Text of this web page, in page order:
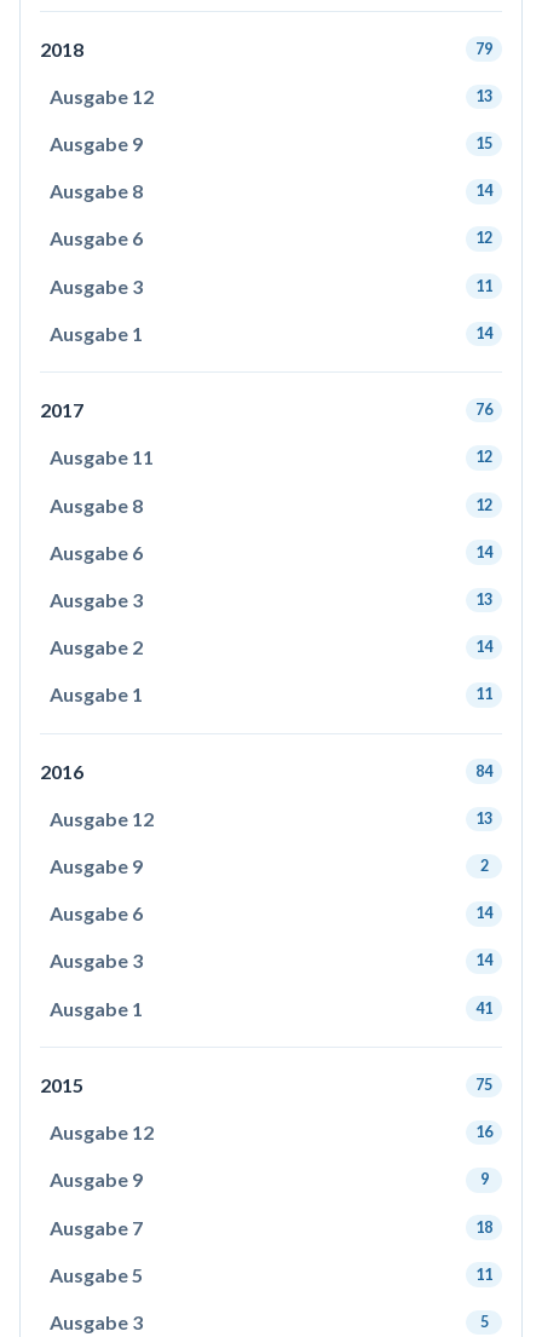
2018 79
Ausgabe 12 13
Ausgabe 9 15
Ausgabe 8 14
Ausgabe 6 12
Ausgabe 3 11
Ausgabe 1 14
2017 76
Ausgabe 11 12
Ausgabe 8 12
Ausgabe 6 14
Ausgabe 3 13
Ausgabe 2 14
Ausgabe 1 11
2016 84
Ausgabe 12 13
Ausgabe 9 2
Ausgabe 6 14
Ausgabe 3 14
Ausgabe 1 41
2015 75
Ausgabe 12 16
Ausgabe 9 9
Ausgabe 7 18
Ausgabe 5 11
Ausgabe 3 5